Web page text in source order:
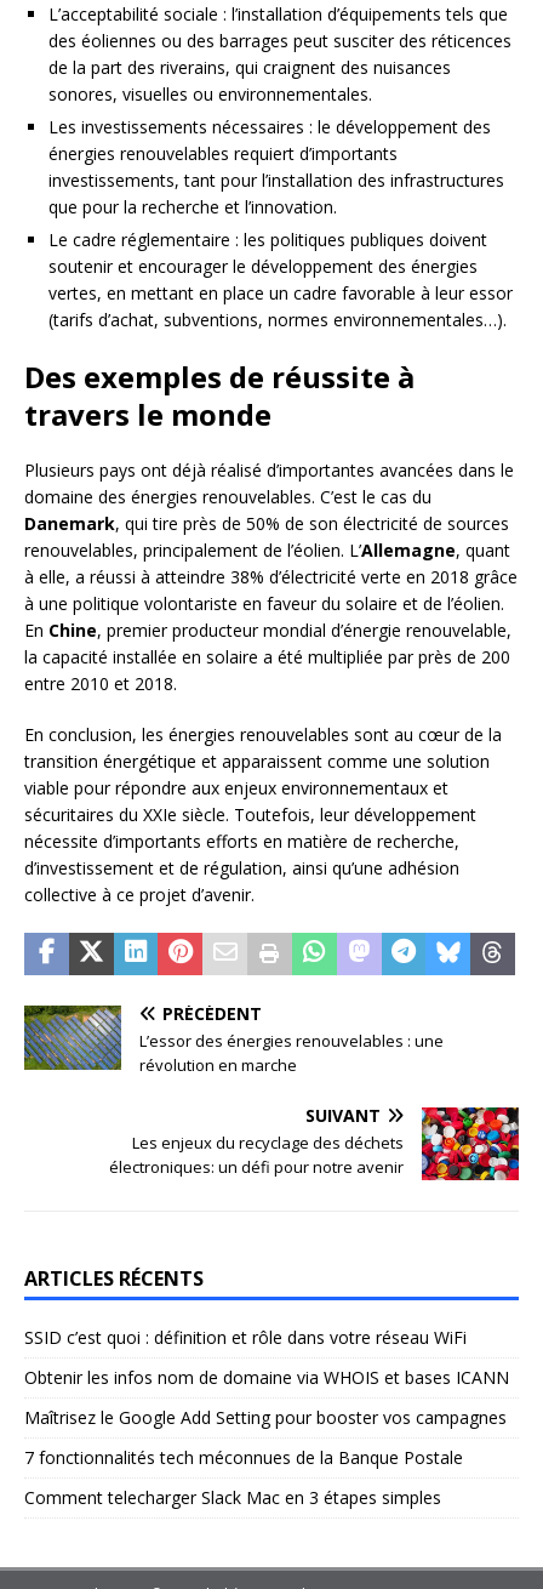
L’acceptabilité sociale : l’installation d’équipements tels que
des éoliennes ou des barrages peut susciter des réticences
de la part des riverains, qui craignent des nuisances
sonores, visuelles ou environnementales.
Les investissements nécessaires : le développement des
énergies renouvelables requiert d’importants
investissements, tant pour l’installation des infrastructures
que pour la recherche et l’innovation.
Le cadre réglementaire : les politiques publiques doivent
soutenir et encourager le développement des énergies
vertes, en mettant en place un cadre favorable à leur essor
(tarifs d’achat, subventions, normes environnementales…).
Des exemples de réussite à
travers le monde
Plusieurs pays ont déjà réalisé d’importantes avancées dans le
domaine des énergies renouvelables. C’est le cas du
Danemark, qui tire près de 50% de son électricité de sources
renouvelables, principalement de l’éolien. L’Allemagne, quant
à elle, a réussi à atteindre 38% d’électricité verte en 2018 grâce
à une politique volontariste en faveur du solaire et de l’éolien.
En Chine, premier producteur mondial d’énergie renouvelable,
la capacité installée en solaire a été multipliée par près de 200
entre 2010 et 2018.
En conclusion, les énergies renouvelables sont au cœur de la
transition énergétique et apparaissent comme une solution
viable pour répondre aux enjeux environnementaux et
sécuritaires du XXIe siècle. Toutefois, leur développement
nécessite d’importants efforts en matière de recherche,
d’investissement et de régulation, ainsi qu’une adhésion
collective à ce projet d’avenir.
PRÉCÉDENT
L’essor des énergies renouvelables : une
révolution en marche
SUIVANT
Les enjeux du recyclage des déchets
électroniques: un défi pour notre avenir
ARTICLES RÉCENTS
SSID c’est quoi : définition et rôle dans votre réseau WiFi
Obtenir les infos nom de domaine via WHOIS et bases ICANN
Maîtrisez le Google Add Setting pour booster vos campagnes
7 fonctionnalités tech méconnues de la Banque Postale
Comment telecharger Slack Mac en 3 étapes simples